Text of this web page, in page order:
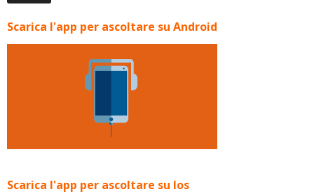
Scarica l'app per ascoltare su Android
Scarica l'app per ascoltare su Ios